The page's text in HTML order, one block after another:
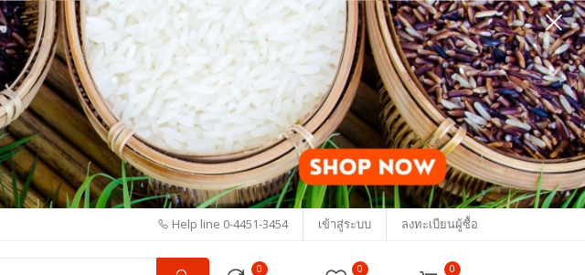
Help line 0-4451-3454 เข้าสู่ระบบ ลงทะเบียนผู้ซื้อ
0 0 0